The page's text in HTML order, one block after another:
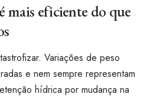
mais eficiente do que
Variações de peso
e nem sempre representam
hídrica por mudança na